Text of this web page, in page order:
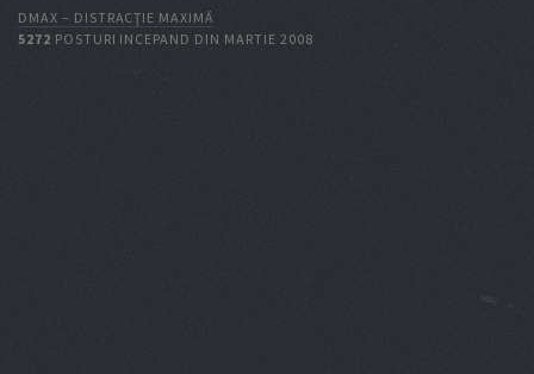
DMAX – DISTRACŢIE MAXIMĂ
5272 POSTURI INCEPAND DIN MARTIE 2008